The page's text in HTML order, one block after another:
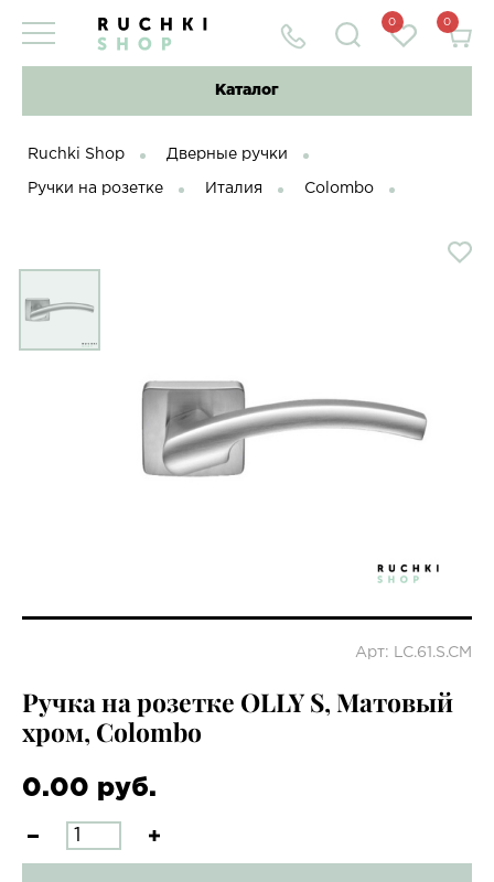
0 0
Каталог
Ruchki Shop Дверные ручки
Ручки на розетке Италия Colombo
Арт: LC.61.S.CM
Ручка на розетке OLLY S, Матовый
хром, Colombo
0.00 руб.